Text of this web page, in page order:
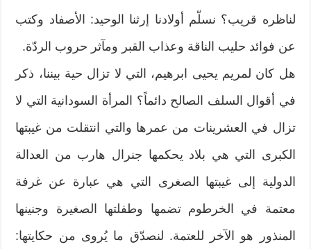
لناظره قريب؟ نسلّم أولادنا إرثنا الوحيد: الأصفاد وكتب
عن فوائد حليب الناقة وعذاب القبر ومآثر حروب الردّة.
هل كان لمريم يحيى ابرهيم، التي لا تزال حية بيننا، ذكر
في أقوال السلف الصالح دائماً؟ المرأة السودانية التي لا
تزال في العشرينات من عمرها والتي انتقلت من غيبتها
الكبرى التي هي بلاد يحكمها جنرال هارب من العدالة
الدولية إلى غيبتها الصغرى التي هي عبارة عن غرفة
معتمة في الخرطوم تضمها وطفلتها الصغيرة وجنينها
المنذور هو الآخر للعتمة. لنصدّق ما يُروى من حكايتها: